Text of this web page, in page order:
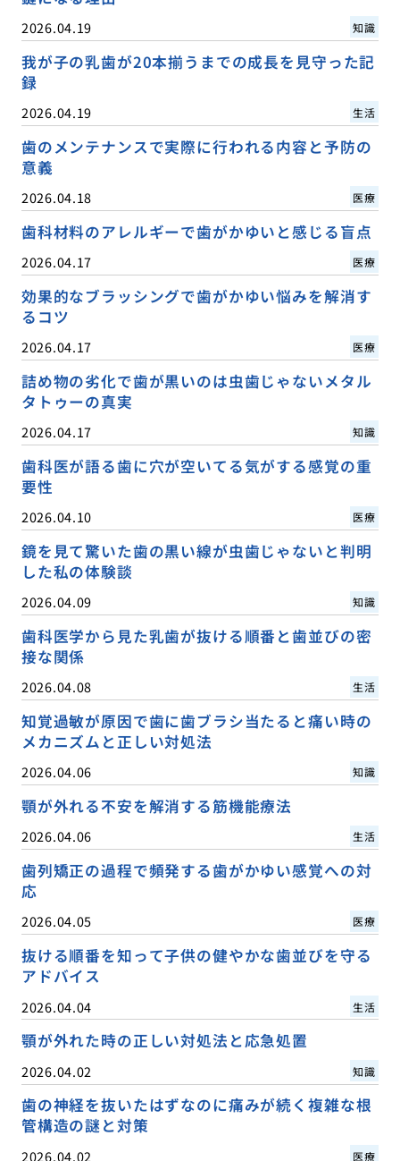
2026.04.19 知識
我が子の乳歯が20本揃うまでの成長を見守った記
録
2026.04.19 生活
歯のメンテナンスで実際に行われる内容と予防の
意義
2026.04.18 医療
歯科材料のアレルギーで歯がかゆいと感じる盲点
2026.04.17 医療
効果的なブラッシングで歯がかゆい悩みを解消す
るコツ
2026.04.17 医療
詰め物の劣化で歯が黒いのは虫歯じゃないメタル
タトゥーの真実
2026.04.17 知識
歯科医が語る歯に穴が空いてる気がする感覚の重
要性
2026.04.10 医療
鏡を見て驚いた歯の黒い線が虫歯じゃないと判明
した私の体験談
2026.04.09 知識
歯科医学から見た乳歯が抜ける順番と歯並びの密
接な関係
2026.04.08 生活
知覚過敏が原因で歯に歯ブラシ当たると痛い時の
メカニズムと正しい対処法
2026.04.06 知識
顎が外れる不安を解消する筋機能療法
2026.04.06 生活
歯列矯正の過程で頻発する歯がかゆい感覚への対
応
2026.04.05 医療
抜ける順番を知って子供の健やかな歯並びを守る
アドバイス
2026.04.04 生活
顎が外れた時の正しい対処法と応急処置
2026.04.02 知識
歯の神経を抜いたはずなのに痛みが続く複雑な根
管構造の謎と対策
2026.04.02 医療